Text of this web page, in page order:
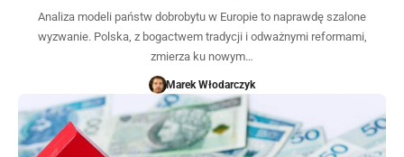
Analiza modeli państw dobrobytu w Europie to naprawdę szalone
wyzwanie. Polska, z bogactwem tradycji i odważnymi reformami,
zmierza ku nowym…
Marek Włodarczyk